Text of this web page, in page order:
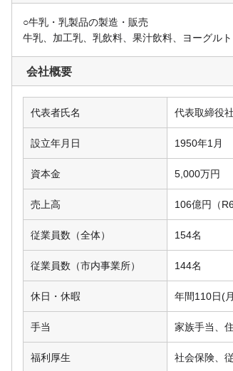
○牛乳・乳製品の製造・販売
牛乳、加工乳、乳飲料、果汁飲料、ヨーグル
会社概要
代表者氏名 代表取締
設立年月日 1950年1月
資本金 5,000万円
売上高 106億円（R6
従業員数（全体） 154名
従業員数（市内事業所） 144名
休日・休暇 年間110日(
手当 家族手当、
福利厚生 社会保険、